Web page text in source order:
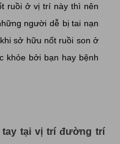
ruồi ở vị trí này thì nên
người dễ bị tai nạn
sở hữu nốt ruồi son ở
khỏe bởi bạn hay bệnh
tay tại vị trí đường trí